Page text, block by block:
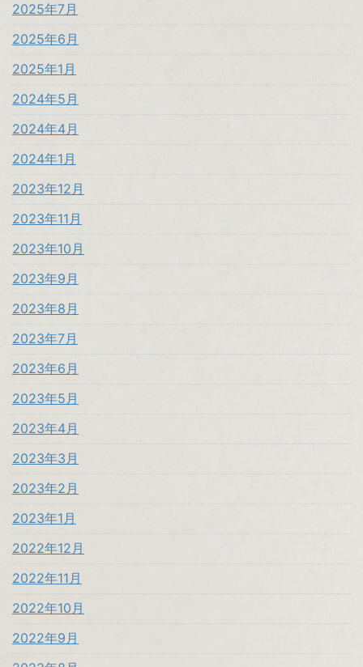
2025年7月
2025年6月
2025年1月
2024年5月
2024年4月
2024年1月
2023年12月
2023年11月
2023年10月
2023年9月
2023年8月
2023年7月
2023年6月
2023年5月
2023年4月
2023年3月
2023年2月
2023年1月
2022年12月
2022年11月
2022年10月
2022年9月